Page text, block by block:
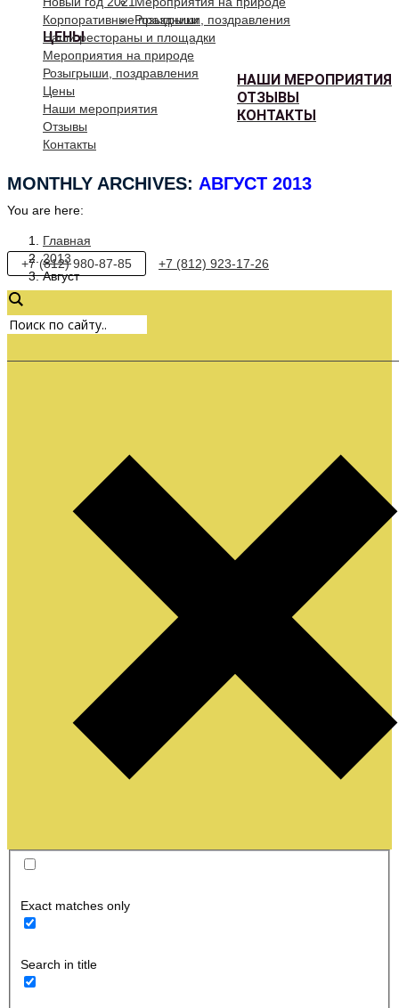
Розыгрыши, поздравления
ЦЕНЫ
НАШИ МЕРОПРИЯТИЯ
ОТЗЫВЫ
КОНТАКТЫ
Корпоративные праздники
Наши рестораны и площадки
Мероприятия на природе
Розыгрыши, поздравления
Цены
Наши мероприятия
Отзывы
Контакты
MONTHLY ARCHIVES: АВГУСТ 2013
You are here:
Главная
2013
Август
+7 (812) 980-87-85 +7 (812) 923-17-26
Exact matches only
Search in title